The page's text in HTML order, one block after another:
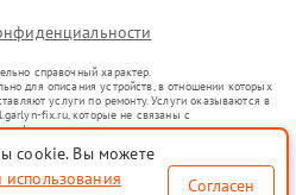
справочный характер.
для описания устройств, в отношении которых
услуги по ремонту. Услуги оказываются в
fix.ru, которые не связаны с
официальными представителями.
в гражданский оборот в соответствии
цели индивидуализации услуг или введения
о предоставляемых услугах по
cookie. Вы можете
Согласен